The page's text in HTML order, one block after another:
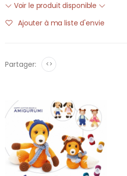
Voir le produit disponible
Ajouter à ma liste d'envie
Partager: <>